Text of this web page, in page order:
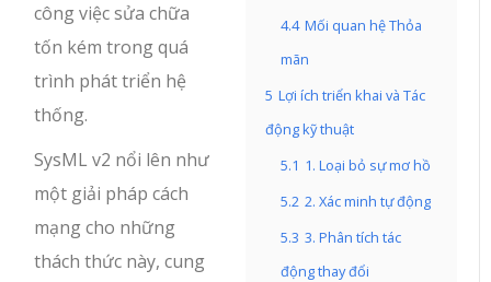
4.4 Mối quan hệ Thỏa
mãn
5 Lợi ích triển khai và Tác
động kỹ thuật
5.1 1. Loại bỏ sự mơ hồ
5.2 2. Xác minh tự động
5.3 3. Phân tích tác
động thay đổi
công việc sửa chữa
tốn kém trong quá
trình phát triển hệ
thống.
SysML v2 nổi lên như
một giải pháp cách
mạng cho những
thách thức này, cung